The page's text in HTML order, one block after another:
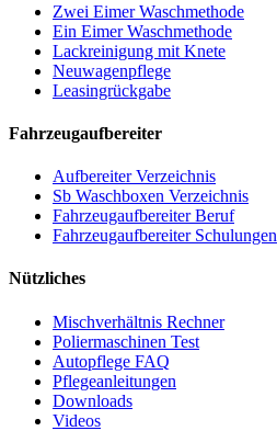
Zwei Eimer Waschmethode
Ein Eimer Waschmethode
Lackreinigung mit Knete
Neuwagenpflege
Leasingrückgabe
Fahrzeugaufbereiter
Aufbereiter Verzeichnis
Sb Waschboxen Verzeichnis
Fahrzeugaufbereiter Beruf
Fahrzeugaufbereiter Schulungen
Nützliches
Mischverhältnis Rechner
Poliermaschinen Test
Autopflege FAQ
Pflegeanleitungen
Downloads
Videos